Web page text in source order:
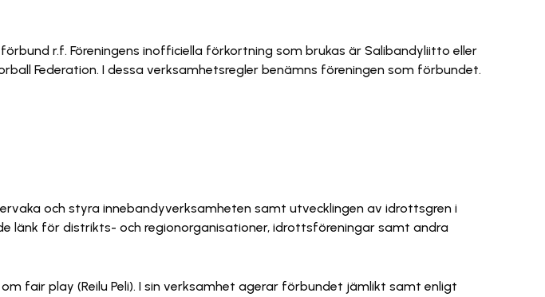
r.f. Föreningens inofficiella förkortning som brukas är Salibandyliitto eller
Federation. I dessa verksamhetsregler benämns föreningen som förbundet.
och styra innebandyverksamheten samt utvecklingen av idrottsgren i
länk för distrikts- och regionorganisationer, idrottsföreningar samt andra
fair play (Reilu Peli). I sin verksamhet agerar förbundet jämlikt samt enligt